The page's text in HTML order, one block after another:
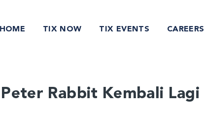
HOME TIX NOW TIX EVENTS CAREERS
Rabbit Kembali Lagi